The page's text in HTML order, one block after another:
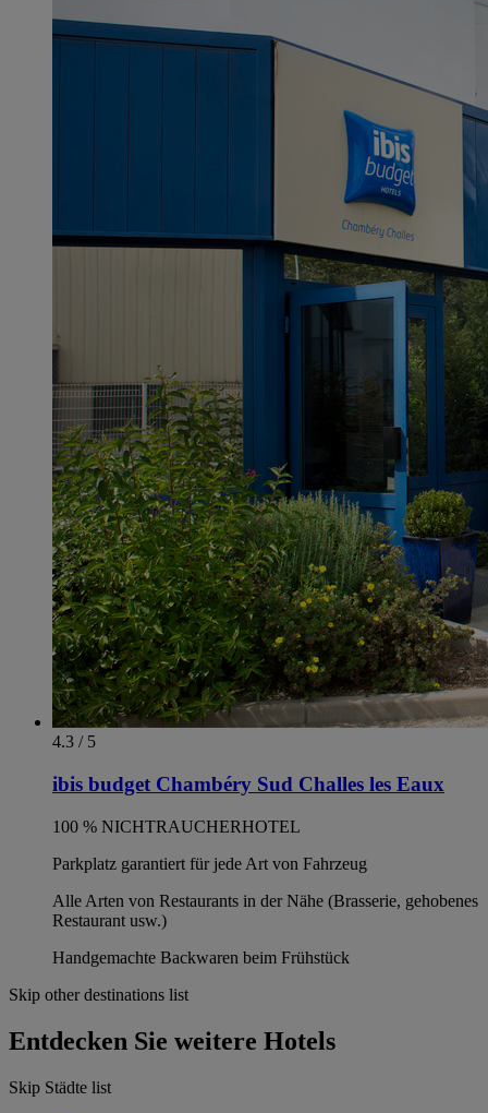
4.3 / 5
ibis budget Chambéry Sud Challes les Eaux
100 % NICHTRAUCHERHOTEL
Parkplatz garantiert für jede Art von Fahrzeug
Alle Arten von Restaurants in der Nähe (Brasserie, gehobenes
Restaurant usw.)
Handgemachte Backwaren beim Frühstück
Skip other destinations list
Entdecken Sie weitere Hotels
Skip Städte list